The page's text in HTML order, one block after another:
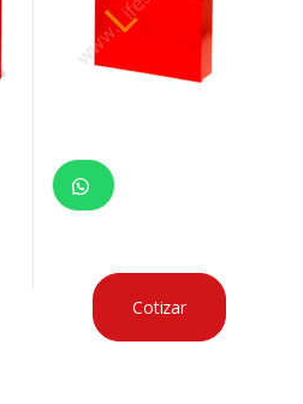
Cotizar